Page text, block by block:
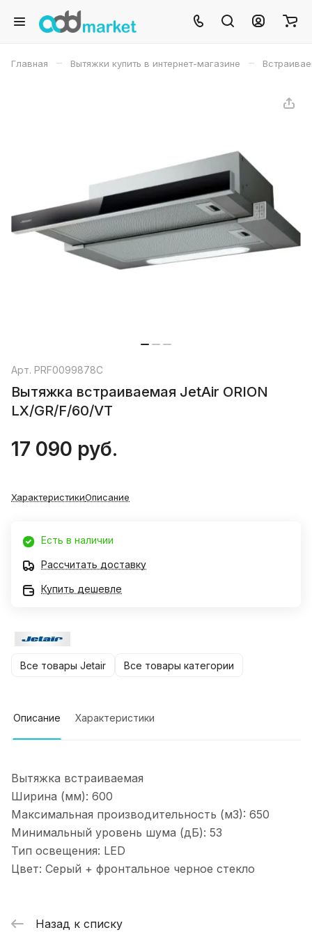
Главная – Вытяжки купить в интернет-магазине –
Арт. PRF0099878C
Вытяжка встраиваемая JetAir ORION
LX/GR/F/60/VT
17 090 руб.
ХарактеристикиОписание
Есть в наличии
Рассчитать доставку
Купить дешевле
Все товары Jetair Все товары категории
Описание Характеристики
Вытяжка встраиваемая
Ширина (мм): 600
Максимальная производительность (м3): 650
Минимальный уровень шума (дБ): 53
Тип освещения: LED
Цвет: Серый + фронтальное черное стекло
Назад к списку